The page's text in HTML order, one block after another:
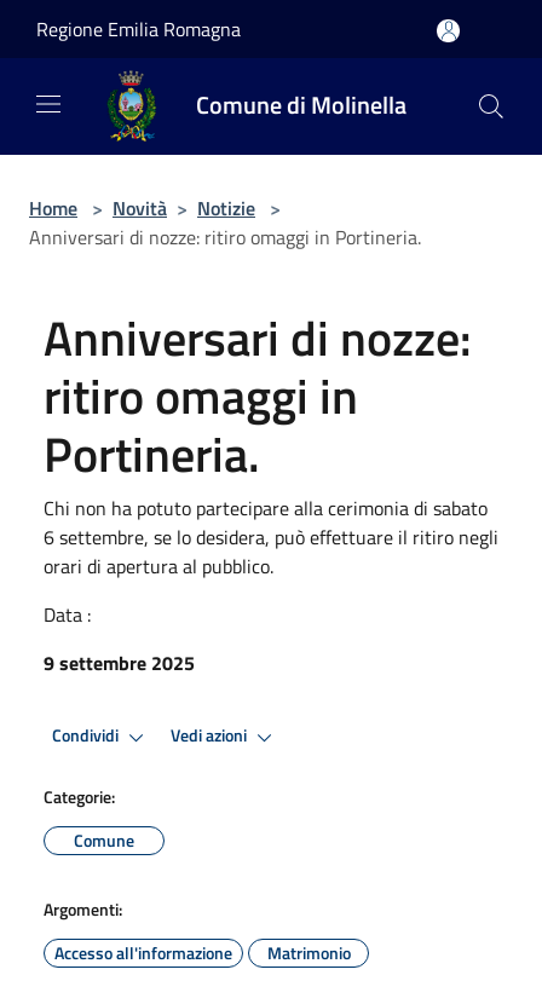
Regione Emilia Romagna
Comune di Molinella
Home > Novità > Notizie >
Anniversari di nozze: ritiro omaggi in Portineria.
Anniversari di nozze:
ritiro omaggi in
Portineria.
Chi non ha potuto partecipare alla cerimonia di sabato
6 settembre, se lo desidera, può effettuare il ritiro negli
orari di apertura al pubblico.
Data :
9 settembre 2025
Condividi Vedi azioni
Categorie:
Comune
Argomenti:
Accesso all'informazione
Matrimonio